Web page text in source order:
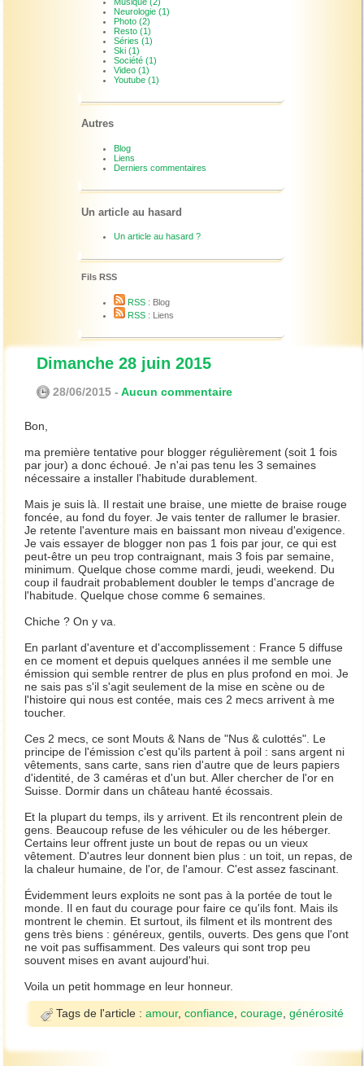
Neurologie (1)
Photo (2)
Resto (1)
Séries (1)
Ski (1)
Société (1)
Video (1)
Youtube (1)
Autres
Blog
Liens
Derniers commentaires
Un article au hasard
Un article au hasard ?
Fils RSS
RSS: Blog
RSS: Liens
Dimanche 28 juin 2015
28/06/2015 -Aucun commentaire
Bon,
ma première tentative pour blogger régulièrement (soit 1 fois
par jour) a donc échoué. Je n'ai pas tenu les 3 semaines
nécessaire a installer l'habitude durablement.
Mais je suis là. Il restait une braise, une miette de braise rouge
foncée, au fond du foyer. Je vais tenter de rallumer le brasier.
Je retente l'aventure mais en baissant mon niveau d'exigence.
Je vais essayer de blogger non pas 1 fois par jour, ce qui est
peut-être un peu trop contraignant, mais 3 fois par semaine,
minimum. Quelque chose comme mardi, jeudi, weekend. Du
coup il faudrait probablement doubler le temps d'ancrage de
l'habitude. Quelque chose comme 6 semaines.
Chiche ? On y va.
En parlant d'aventure et d'accomplissement : France 5 diffuse
en ce moment et depuis quelques années il me semble une
émission qui semble rentrer de plus en plus profond en moi. Je
ne sais pas s'il s'agit seulement de la mise en scène ou de
l'histoire qui nous est contée, mais ces 2 mecs arrivent à me
toucher.
Ces 2 mecs, ce sont Mouts & Nans de "Nus & culottés". Le
principe de l'émission c'est qu'ils partent à poil : sans argent ni
vêtements, sans carte, sans rien d'autre que de leurs papiers
d'identité, de 3 caméras et d'un but. Aller chercher de l'or en
Suisse. Dormir dans un château hanté écossais.
Et la plupart du temps, ils y arrivent. Et ils rencontrent plein de
gens. Beaucoup refuse de les véhiculer ou de les héberger.
Certains leur offrent juste un bout de repas ou un vieux
vêtement. D'autres leur donnent bien plus : un toit, un repas, de
la chaleur humaine, de l'or, de l'amour. C'est assez fascinant.
Évidemment leurs exploits ne sont pas à la portée de tout le
monde. Il en faut du courage pour faire ce qu'ils font. Mais ils
montrent le chemin. Et surtout, ils filment et ils montrent des
gens très biens : généreux, gentils, ouverts. Des gens que l'ont
ne voit pas suffisamment. Des valeurs qui sont trop peu
souvent mises en avant aujourd'hui.
Voila un petit hommage en leur honneur.
Tags de l'article :amour,confiance,courage,générosité